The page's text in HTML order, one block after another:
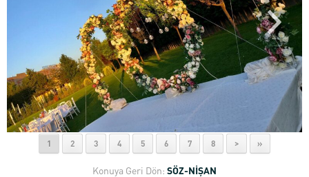
1 2 3 4 5 6 7 8 > »
Konuya Geri Dön: SÖZ-NİŞAN